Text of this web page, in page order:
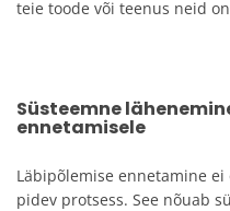
teie toode või teenus neid
Süsteemne
ennetamisele
Läbipõlemise ennetamine
pidev protsess. See nõuab